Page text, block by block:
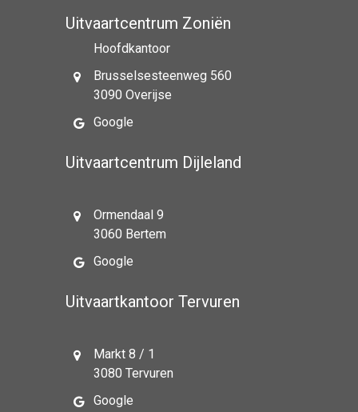
Uitvaartcentrum Zoniën
Hoofdkantoor
Brusselsesteenweg 560
3090 Overijse
Google
Uitvaartcentrum Dijleland
Ormendaal 9
3060 Bertem
Google
Uitvaartkantoor Tervuren
Markt 8 / 1
3080 Tervuren
Google